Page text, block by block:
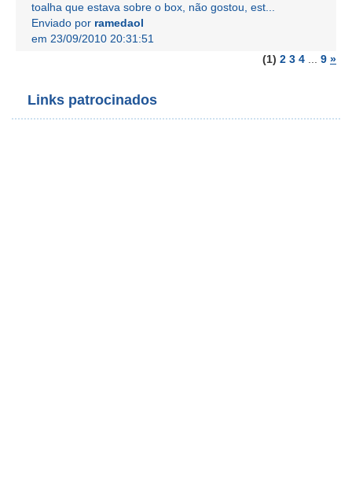
toalha que estava sobre o box, não gostou, est...
Enviado por ramedaol
em 23/09/2010 20:31:51
(1) 2 3 4 ... 9 »
Links patrocinados